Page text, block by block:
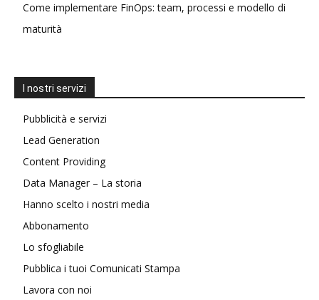
Come implementare FinOps: team, processi e modello di
maturità
I nostri servizi
Pubblicità e servizi
Lead Generation
Content Providing
Data Manager – La storia
Hanno scelto i nostri media
Abbonamento
Lo sfogliabile
Pubblica i tuoi Comunicati Stampa
Lavora con noi